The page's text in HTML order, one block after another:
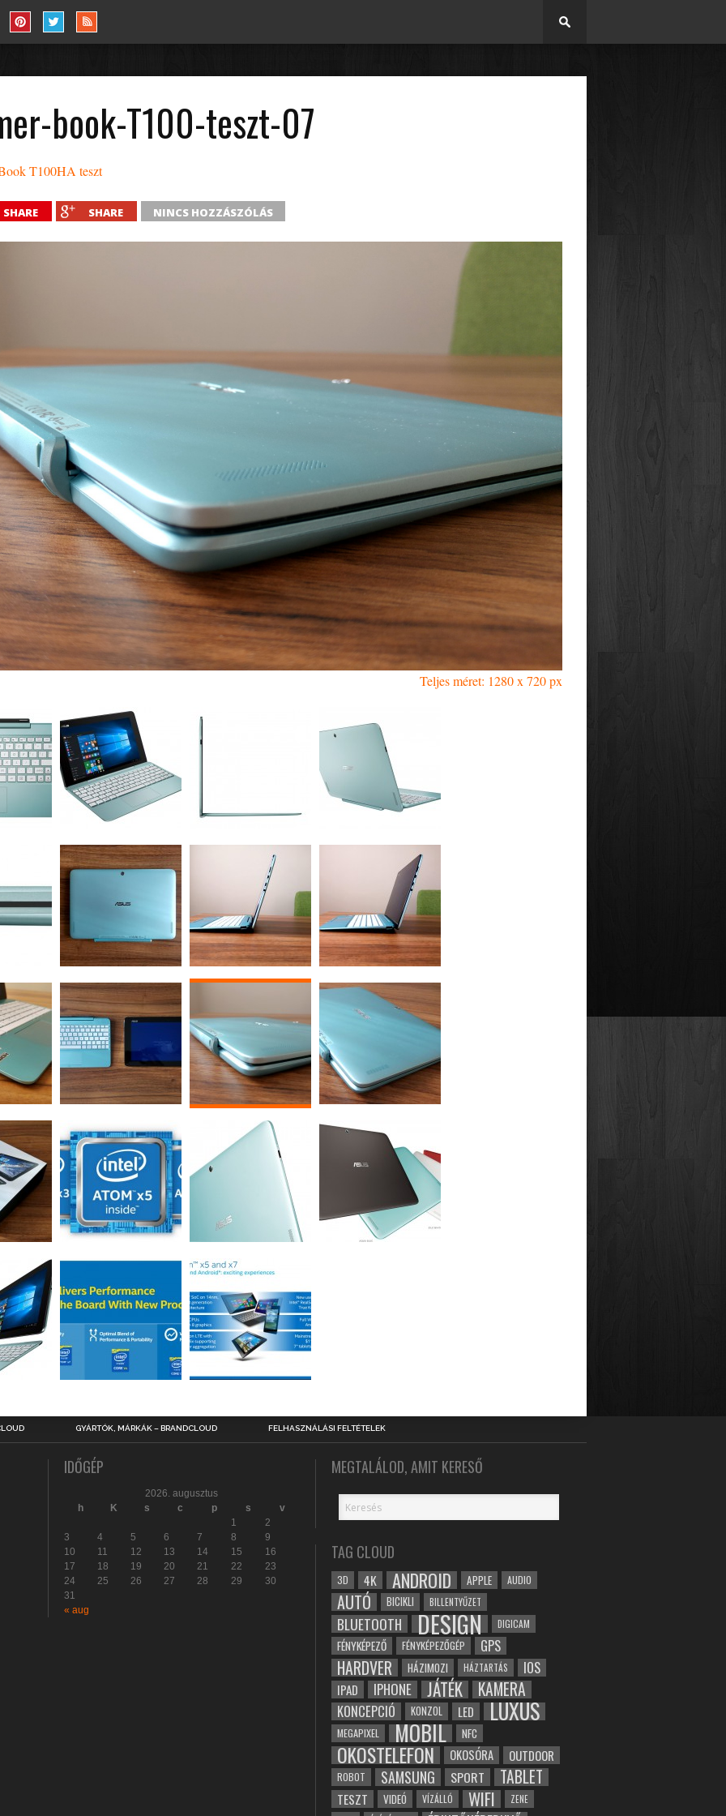
book-T100-teszt-07
T100HA teszt
SHARE SHARE NINCS HOZZÁSZÓLÁS
Teljes méret: 1280 x 720 px
GYÁRTÓK, MÁRKÁK – BRANDCLOUD FELHASZNÁLÁSI FELTÉTELEK
IDŐGÉP
2026. augusztus
h
K s c p s
v
1
2
3
4 5 6 7 8
9
10
11 12 13 14 15
16
17
18 19 20 21 22
23
24
25 26 27 28 29
30
31
« aug
MEGTALÁLOD, AMIT KERESŐ
TAG CLOUD
3D 4K ANDROID APPLE AUDIO
AUTÓ BICIKLI BILLENTYŰZET
BLUETOOTH DESIGN DIGICAM
FÉNYKÉPEZŐ FÉNYKÉPEZŐGÉP GPS
HARDVER HÁZIMOZI HÁZTARTÁS IOS
IPAD IPHONE JÁTÉK KAMERA
KONCEPCIÓ KONZOL LED LUXUS
MEGAPIXEL MOBIL NFC
OKOSTELEFON OKOSÓRA OUTDOOR
ROBOT SAMSUNG SPORT TABLET
TESZT VIDEÓ VÍZÁLLÓ WIFI
ZENE